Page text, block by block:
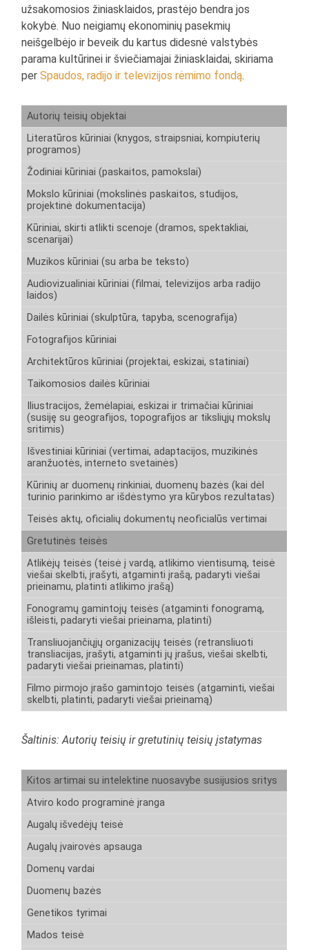
užsakomosios žiniasklaidos, prastėjo bendra jos
kokybė. Nuo neigiamų ekonominių pasekmių
neišgelbėjo ir beveik du kartus didesnė valstybės
parama kultūrinei ir šviečiamajai žiniasklaidai, skiriama
perSpaudos, radijo ir televizijos rėmimo fondą.
Autorių teisių objektai
Literatūros kūriniai (knygos, straipsniai, kompiuterių
programos)
Žodiniai kūriniai (paskaitos, pamokslai)
Mokslo kūriniai (mokslinės paskaitos, studijos,
projektinė dokumentacija)
Kūriniai, skirti atlikti scenoje (dramos, spektakliai,
scenarijai)
Muzikos kūriniai (su arba be teksto)
Audiovizualiniai kūriniai (filmai, televizijos arba radijo
laidos)
Dailės kūriniai (skulptūra, tapyba, scenografija)
Fotografijos kūriniai
Architektūros kūriniai (projektai, eskizai, statiniai)
Taikomosios dailės kūriniai
Iliustracijos, žemėlapiai, eskizai ir trimačiai kūriniai
(susiję su geografijos, topografijos ar tiksliųjų mokslų
sritimis)
Išvestiniai kūriniai (vertimai, adaptacijos, muzikinės
aranžuotės, interneto svetainės)
Kūrinių ar duomenų rinkiniai, duomenų bazės (kai dėl
turinio parinkimo ar išdėstymo yra kūrybos rezultatas)
Teisės aktų, oficialių dokumentų neoficialūs vertimai
Gretutinės teisės
Atlikėjų teisės (teisė į vardą, atlikimo vientisumą, teisė
viešai skelbti, įrašyti, atgaminti įrašą, padaryti viešai
prieinamu, platinti atlikimo įrašą)
Fonogramų gamintojų teisės (atgaminti fonogramą,
išleisti, padaryti viešai prieinama, platinti)
Transliuojančiųjų organizacijų teisės (retransliuoti
transliacijas, įrašyti, atgaminti jų įrašus, viešai skelbti,
padaryti viešai prieinamas, platinti)
Filmo pirmojo įrašo gamintojo teisės (atgaminti, viešai
skelbti, platinti, padaryti viešai prieinamą)
Šaltinis: Autorių teisių ir gretutinių teisių įstatymas
Kitos artimai su intelektine nuosavybe susijusios sritys
Atviro kodo programinė įranga
Augalų išvedėjų teisė
Augalų įvairovės apsauga
Domenų vardai
Duomenų bazės
Genetikos tyrimai
Mados teisė